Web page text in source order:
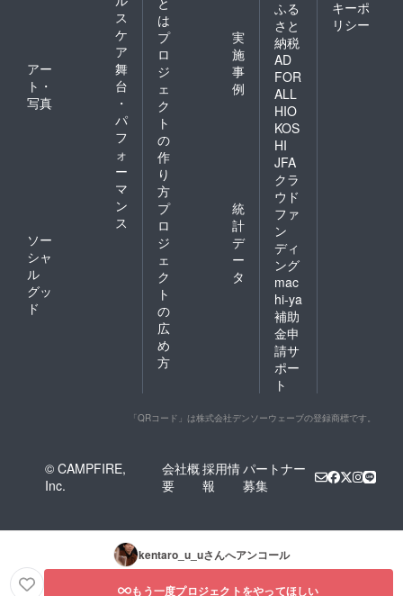
ス
ケ
ア
アー
ト・
写真
舞
台
・
パ
フ
ォ
ー
マ
ン
ス
ソー
シャ
ル
グッ
ド
は
プ
ロ
ジ
ェ
ク
ト
の
作
り
方
実
施
事
例
プ
ロ
ジ
ェ
ク
ト
の
広
め
方
統
計
デ
ー
タ
ふる
さと
納税
AD
FOR
ALL
HIO
KOS
HI
JFA
クラ
ウド
ファ
ン
ディ
ング
mac
hi-ya
補助
金申
請サ
ポー
ト
キーポ
リシー
「QRコード」は株式会社デンソーウェーブの登録商標です。
© CAMPFIRE,
Inc.
会社概
要
採用情
報
パートナー
募集
kentaro_u_uさんへアンコール
もう一度プロジェクトをやってほしい